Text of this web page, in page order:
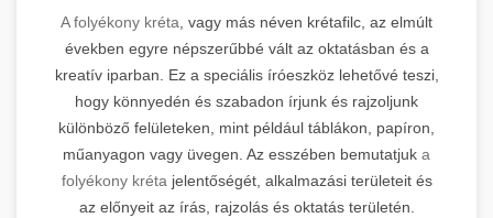
A folyékony kréta , vagy más néven krétafilc, az elmúlt
években egyre népszerűbbé vált az oktatásban és a
kreatív iparban. Ez a speciális íróeszköz lehetővé teszi,
hogy könnyedén és szabadon írjunk és rajzoljunk
különböző felületeken, mint például táblákon, papíron,
műanyagon vagy üvegen. Az esszében bemutatjuk a
folyékony kréta jelentőségét, alkalmazási területeit és
az előnyeit az írás, rajzolás és oktatás területén.